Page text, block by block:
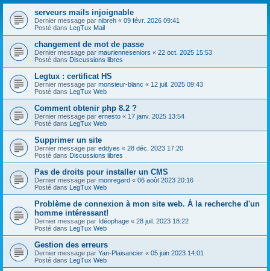
serveurs mails injoignable
Dernier message par nibreh « 09 févr. 2026 09:41
Posté dans LegTux Mail
changement de mot de passe
Dernier message par maurienneseniors « 22 oct. 2025 15:53
Posté dans Discussions libres
Legtux : certificat HS
Dernier message par monsieur-blanc « 12 juil. 2025 09:43
Posté dans LegTux Web
Comment obtenir php 8.2 ?
Dernier message par ernesto « 17 janv. 2025 13:54
Posté dans LegTux Web
Supprimer un site
Dernier message par eddyes « 28 déc. 2023 17:20
Posté dans Discussions libres
Pas de droits pour installer un CMS
Dernier message par monregard « 06 août 2023 20:16
Posté dans LegTux Web
Problème de connexion à mon site web. À la recherche d'un
homme intéressant!
Dernier message par Idéophage « 28 juil. 2023 18:22
Posté dans LegTux Web
Gestion des erreurs
Dernier message par Yan-Plaisancier « 05 juin 2023 14:01
Posté dans LegTux Web